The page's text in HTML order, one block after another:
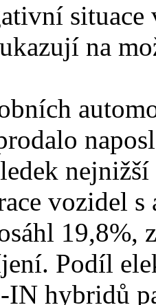
na
vozidel
19,8%,
Podíl
IN hybridů